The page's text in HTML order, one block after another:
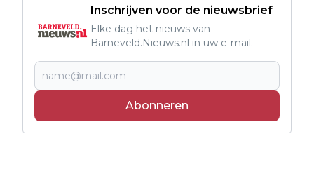
Inschrijven voor de nieuwsbrief
Elke dag het nieuws van
Barneveld.Nieuws.nl in uw e-mail.
Abonneren